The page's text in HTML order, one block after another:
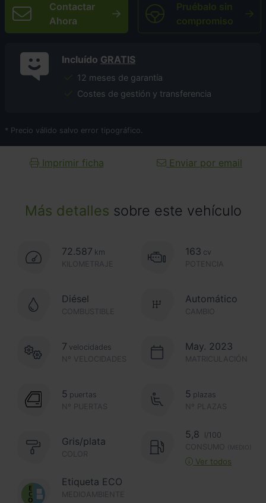
Más detalles sobre este vehículo
72.587 km
KILOMETRAJE
163 cv
POTENCIA
Diésel
COMBUSTIBLE CAMBIO
Automático
Nº VELOCIDADES
7 velocidades May. 2023
MATRICULACIÓN
Nº PUERTAS
5 puertas
Nº PLAZAS
5 plazas
Gris/plata
COLOR
5,8
l/100
CONSUMO
(MEDIO)
Ver todos
Etiqueta ECO
MEDIOAMBIENTE
Contactar
Ahora
Pruébalo sin
compromiso
Incluído GRATIS
12 meses de garantía
Costes de gestión y transferencia
* Precio válido salvo error tipográfico.
Imprimir ficha Enviar por email